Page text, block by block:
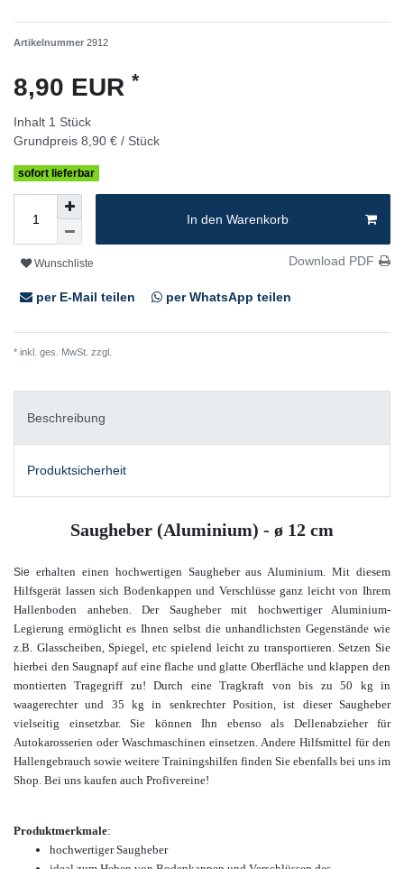
Artikelnummer 2912
8,90 EUR *
Inhalt 1 Stück
Grundpreis 8,90 € / Stück
sofort lieferbar
In den Warenkorb
Wunschliste Download PDF
per E-Mail teilen per WhatsApp teilen
* inkl. ges. MwSt. zzgl.
Beschreibung
Produktsicherheit
Saugheber (Aluminium) - ø 12 cm
Sie erhalten einen hochwertigen Saugheber aus Aluminium.Mit diesem
Hilfsgerät lassen sich Bodenkappen und Verschlüsse ganz leicht von Ihrem
Hallenboden anheben. Der Saugheber mit hochwertiger Aluminium-
Legierung ermöglicht es Ihnen selbst die unhandlichsten Gegenstände wie
z.B. Glasscheiben, Spiegel, etc spielend leicht zu transportieren. Setzen Sie
hierbei den Saugnapf auf eine flache und glatte Oberfläche und klappen den
montierten Tragegriff zu! Durch eine Tragkraft von bis zu 50 kg in
waagerechter und 35 kg in senkrechter Position, ist dieser Saugheber
vielseitig einsetzbar. Sie können Ihn ebenso als Dellenabzieher für
Autokarosserien oder Waschmaschinen einsetzen. Andere Hilfsmittel für den
Hallengebrauch sowie weitere Trainingshilfen finden Sie ebenfalls bei uns im
Shop. Bei uns kaufen auch Profivereine!
Produktmerkmale:
hochwertiger Saugheber